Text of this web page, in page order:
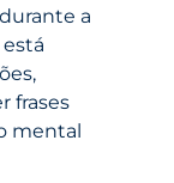
a
frases
mental